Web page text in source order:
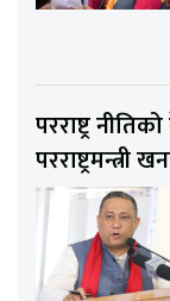
परराष्ट्र
परराष्ट्रमन्त्री